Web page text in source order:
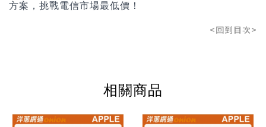
方案，挑戰電信市場最低價！
<回到目次>
相關商品